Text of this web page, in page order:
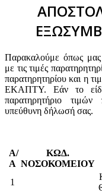
Παρακαλούμε όπως μας
με τις τιμές
παρατηρητηρίου και η
ΕΚΑΠΤΥ. Εάν το
παρατηρητήριο
υπεύθυνη δήλωσή σας.
Α/
Α
ΚΩΔ.
ΝΟΣΟΚΟΜΕΙΟΥ
1